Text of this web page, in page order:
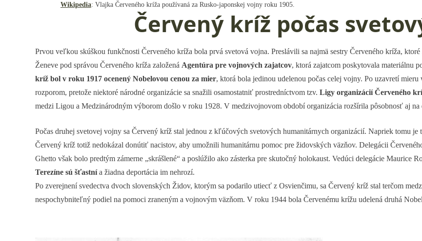
Wikipedia: Vlajka Červeného kríža používaná za Rusko-japonskej vojny roku 1905.
Červený kríž počas
Prvou veľkou skúškou funkčnosti Červeného kríža bola prvá svetová vojna. Preslávili sa najmä sestry Červeného kríža,
Ženeve pod správou Červeného kríža založená Agentúra pre vojnových zajatcov, ktorá zajatcom poskytovala materiálnu
kríž bol v roku 1917 ocenený Nobelovou cenou za mier, ktorá bola jedinou udelenou počas celej vojny. Po uzavretí
rozporom, pretože niektoré národné organizácie sa snažili osamostatniť prostredníctvom tzv. Ligy organizácií Červeného
medzi Ligou a Medzinárodným výborom došlo v roku 1928. V medzivojnovom období organizácia rozšírila pôsobnosť aj na
Počas druhej svetovej vojny sa Červený kríž stal jednou z kľúčových svetových humanitárnych organizácií. Napriek tomu je
Červený kríž totiž nedokázal donútiť nacistov, aby umožnili humanitárnu pomoc pre židovských väzňov. Delegácii
Ghetto však bolo predtým zámerne „skrášlené“ a poslúžilo ako zásterka pre skutočný holokaust. Vedúci delegácie Maurice
Terezíne sú šťastnía žiadna deportácia im nehrozí.
Po zverejnení svedectva dvoch slovenských Židov, ktorým sa podarilo utiecť z Osvienčimu, sa Červený kríž stal terčom
nespochybniteľný podiel na pomoci zraneným a vojnovým väzňom. V roku 1944 bola Červenému krížu udelená druhá